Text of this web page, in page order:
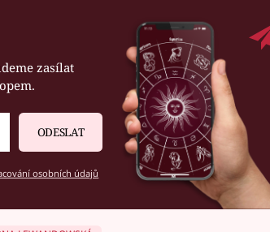
zasílat
ODESLAT
osobních údajů